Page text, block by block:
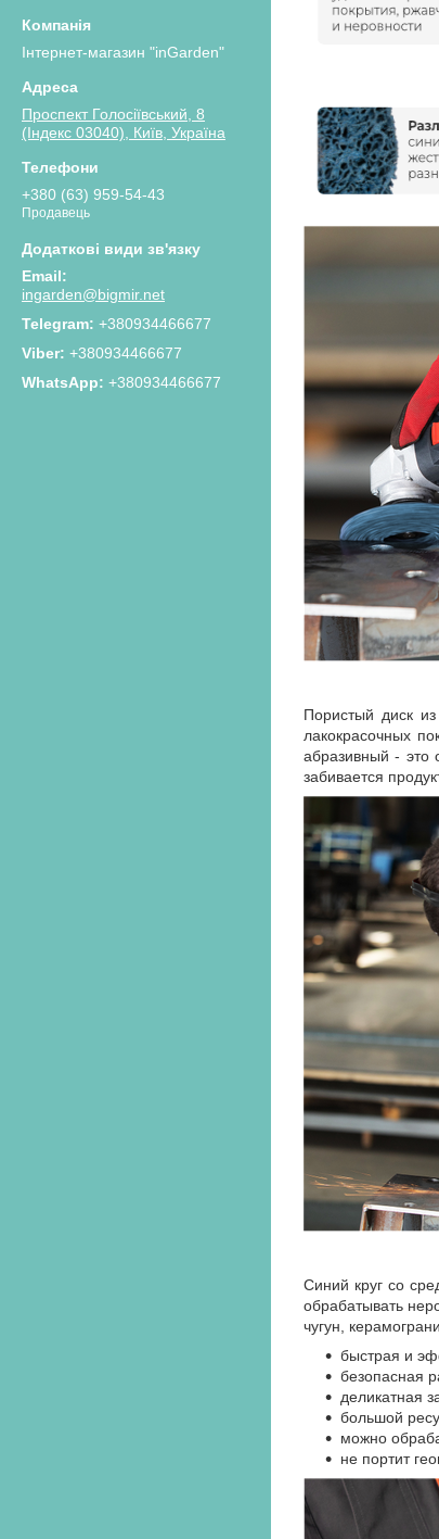
Інтернет-магазин "inGarden"
Проспект Голосіївський, 8
(Індекс 03040), Київ, Україна
+380 (63) 959-54-43
Продавець
ingarden@bigmir.net
+380934466677
+380934466677
+380934466677
Пористый диск
лакокрасочных
абразивный - это
забивается
Синий круг со
обрабатывать
чугун,
быстрая и
безопасная
деликатная
большой
можно
не портит